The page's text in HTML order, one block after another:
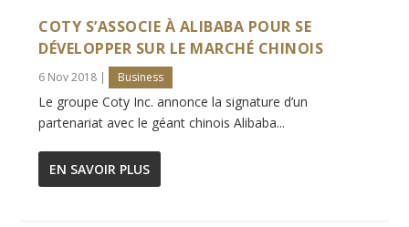
COTY S’ASSOCIE À ALIBABA POUR SE
DÉVELOPPER SUR LE MARCHÉ CHINOIS
6 Nov 2018 | Business
Le groupe Coty Inc. annonce la signature d’un
partenariat avec le géant chinois Alibaba...
EN SAVOIR PLUS